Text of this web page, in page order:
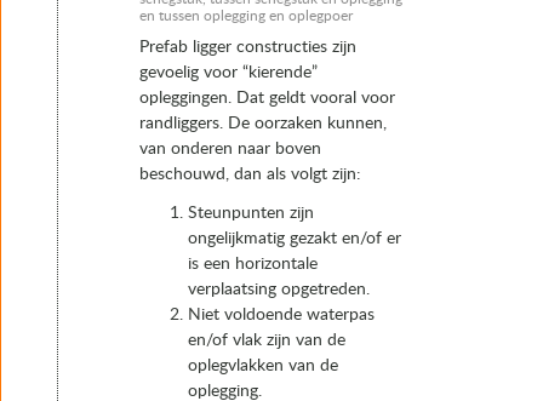
6.8 Kwaliteitsbewaking, werk- en keuringsplannen
6.9 Inkoop van opleggingen
7. Instandhouding
en tussen oplegging en oplegpoer
Prefab ligger constructies zijn
gevoelig voor “kierende”
opleggingen. Dat geldt vooral voor
randliggers. De oorzaken kunnen,
van onderen naar boven
beschouwd, dan als volgt zijn:
Steunpunten zijn
ongelijkmatig gezakt en/of er
is een horizontale
verplaatsing opgetreden.
Niet voldoende waterpas
en/of vlak zijn van de
oplegvlakken van de
oplegging.